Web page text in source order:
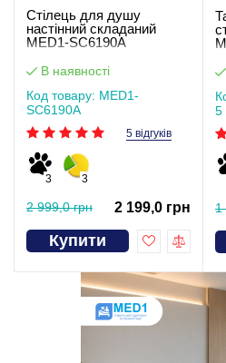
Стілець для душу
настінний складаний
MED1-SC6190A
В наявності
Код товару: MED1-
SC6190A
5 відгуків
3 3
2 999,0 грн 2 199,0 грн
Купити
5
1